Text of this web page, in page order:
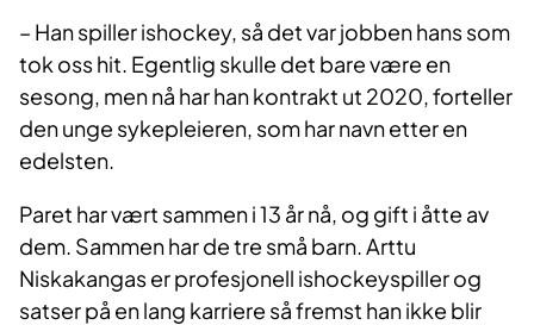
– Han spiller ishockey, så det var jobben hans som
tok oss hit. Egentlig skulle det bare være en
sesong, men nå har han kontrakt ut 2020, forteller
den unge sykepleieren, som har navn etter en
edelsten.
Paret har vært sammen i 13 år nå, og gift i åtte av
dem. Sammen har de tre små barn. Arttu
Niskakangas er profesjonell ishockeyspiller og
satser på en lang karriere så fremst han ikke blir